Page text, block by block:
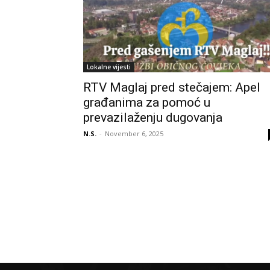
Lokalne vijesti
RTV Maglaj pred stečajem: Apel
građanima za pomoć u
prevazilaženju dugovanja
N.S. - November 6, 2025